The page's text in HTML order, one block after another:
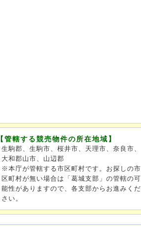
【管轄する競売物件の所在地域】
生駒郡、生駒市、桜井市、天理市、奈良市、
大和郡山市、山辺郡
※本庁が管轄する市区町村です。お探しの市
区町村が無い場合は「葛城支部」の管轄の可
能性がありますので、各支部からお進みくだ
さい。